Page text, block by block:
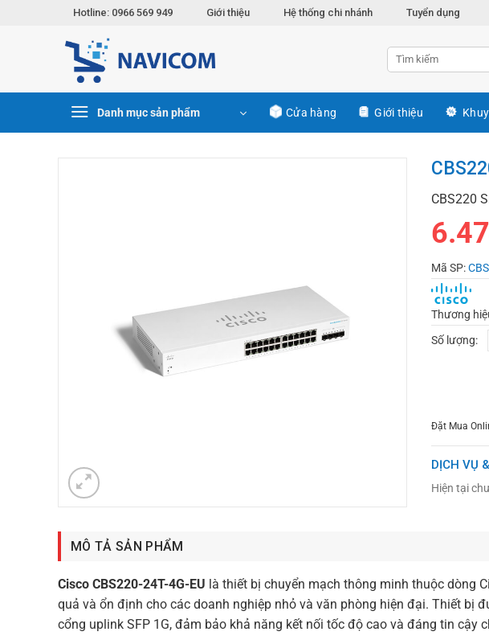
Hotline: 0966 569 949 Giới thiệu Hệ thống chi nhánh Tuyển dụng
Danh mục sản phẩm Cửa hàng Giới thiệu
CBS220
Mã SP:
Thương
Số lượng:
Đặt Mua
DỊCH VỤ
Hiện tại
MÔ TẢ SẢN PHẨM
Cisco CBS220-24T-4G-EU là thiết bị chuyển mạch thông minh thuộc dòng
quả và ổn định cho các doanh nghiệp nhỏ và văn phòng hiện đại. Thiết bị
cổng uplink SFP 1G, đảm bảo khả năng kết nối tốc độ cao và đáng tin cậy